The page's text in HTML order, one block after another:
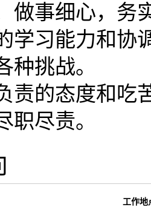
做事细心，务
学习能力和协
种挑战。
责的态度和吃
职尽责。
工作地